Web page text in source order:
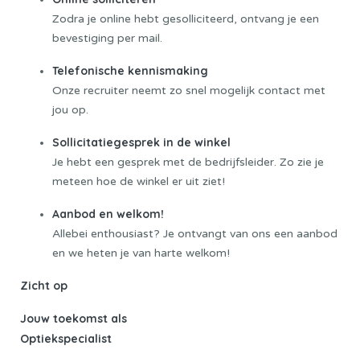
Zodra je online hebt gesolliciteerd, ontvang je een
bevestiging per mail.
Telefonische kennismaking
Onze recruiter neemt zo snel mogelijk contact met
jou op.
Sollicitatiegesprek in de winkel
Je hebt een gesprek met de bedrijfsleider. Zo zie je
meteen hoe de winkel er uit ziet!
Aanbod en welkom!
Allebei enthousiast? Je ontvangt van ons een aanbod
en we heten je van harte welkom!
Zicht op
Jouw toekomst als
Optiekspecialist